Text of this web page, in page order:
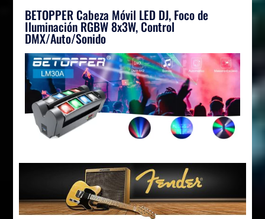
BETOPPER Cabeza Móvil LED DJ, Foco de
Iluminación RGBW 8x3W, Control
DMX/Auto/Sonido